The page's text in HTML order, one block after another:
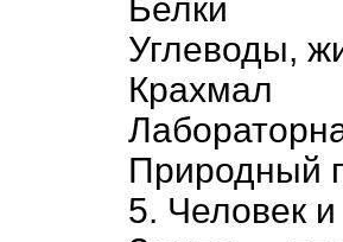
Белки
Углеводы,
Крахмал
Природный
5. Человек